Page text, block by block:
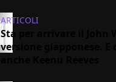
ARTICOLI
Sta per arrivare il John
versione giapponese. E